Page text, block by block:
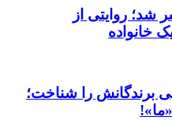
شد؛ روایتی از
خانواده
برندگانش را شناخت؛